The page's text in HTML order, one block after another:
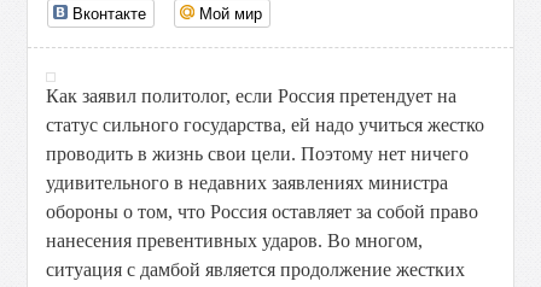
Вконтакте Мой мир
Как заявил политолог, если Россия претендует на
статус сильного государства, ей надо учиться жестко
проводить в жизнь свои цели. Поэтому нет ничего
удивительного в недавних заявлениях министра
обороны о том, что Россия оставляет за собой право
нанесения превентивных ударов. Во многом,
ситуация с дамбой является продолжение жестких